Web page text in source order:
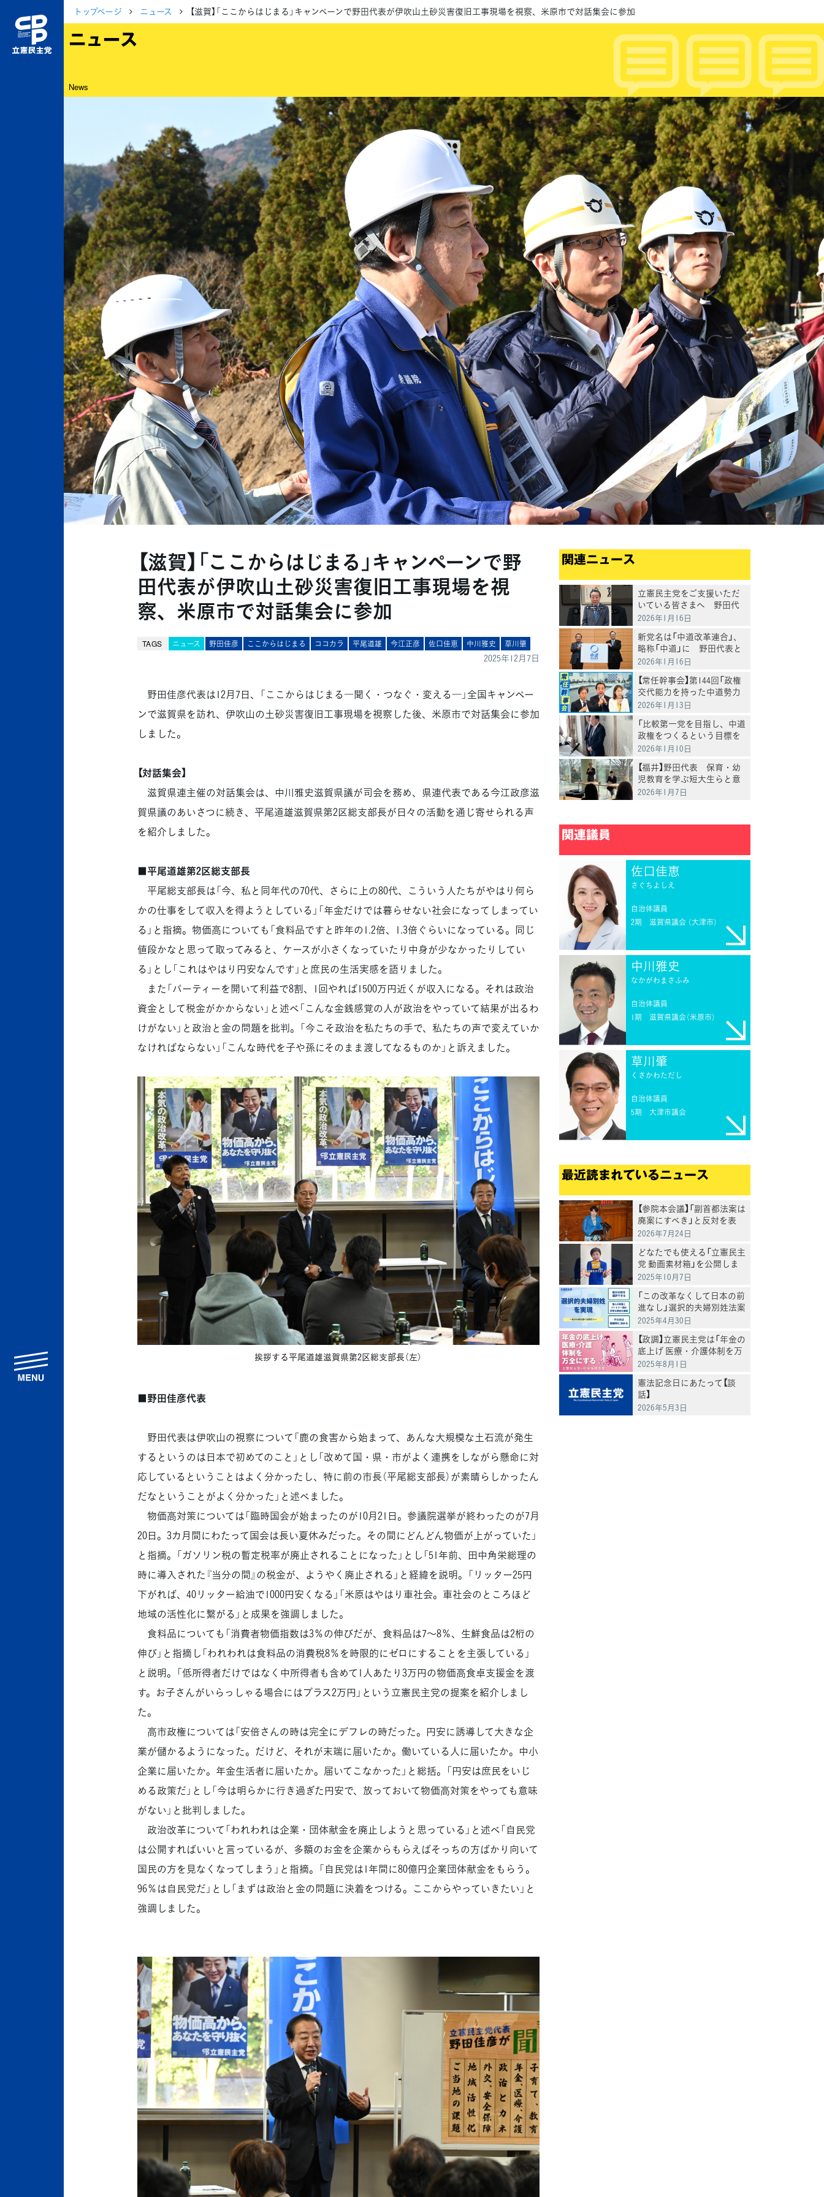
トップページ ニュース 【滋賀】「ここからはじまる」キャンペーンで野田代表が伊吹山土砂災害復旧工事現場を視察、米原市で対話集会に参加
ニュース
News
【滋賀】「ここからはじまる」キャンペーンで野
田代表が伊吹山土砂災害復旧工事現場を視
察、米原市で対話集会に参加
TAGS ニュース 野田佳彦 ここからはじまる ココカラ 平尾道雄 今江正彦 佐口佳恵 中川雅史 草川肇
2025年12月7日
野田佳彦代表は12月7日、「ここからはじまる―聞く・つなぐ・変える―」全国キャンペー
ンで滋賀県を訪れ、伊吹山の土砂災害復旧工事現場を視察した後、米原市で対話集会に参加
しました。
【対話集会】
滋賀県連主催の対話集会は、中川雅史滋賀県議が司会を務め、県連代表である今江政彦滋
賀県議のあいさつに続き、平尾道雄滋賀県第2区総支部長が日々の活動を通じ寄せられる声
を紹介しました。
■平尾道雄第2区総支部長
平尾総支部長は「今、私と同年代の70代、さらに上の80代、こういう人たちがやはり何ら
かの仕事をして収入を得ようとしている」「年金だけでは暮らせない社会になってしまってい
る」と指摘。物価高についても「食料品ですと昨年の1.2倍、1.3倍ぐらいになっている。同じ
値段かなと思って取ってみると、ケースが小さくなっていたり中身が少なかったりしてい
る」とし「これはやはり円安なんです」と庶民の生活実感を語りました。
また「パーティーを開いて利益で8割、1回やれば1500万円近くが収入になる。それは政治
資金として税金がかからない」と述べ「こんな金銭感覚の人が政治をやっていて結果が出るわ
けがない」と政治と金の問題を批判。「今こそ政治を私たちの手で、私たちの声で変えていか
なければならない」「こんな時代を子や孫にそのまま渡してなるものか」と訴えました。
挨拶する平尾道雄滋賀県第2区総支部長（左）
■野田佳彦代表
野田代表は伊吹山の視察について「鹿の食害から始まって、あんな大規模な土石流が発生
するというのは日本で初めてのこと」とし「改めて国・県・市がよく連携をしながら懸命に対
応しているということはよく分かったし、特に前の市長（平尾総支部長）が素晴らしかったん
だなということがよく分かった」と述べました。
物価高対策については「臨時国会が始まったのが10月21日。参議院選挙が終わったのが7月
20日。3カ月間にわたって国会は長い夏休みだった。その間にどんどん物価が上がっていた」
と指摘。「ガソリン税の暫定税率が廃止されることになった」とし「51年前、田中角栄総理の
時に導入された『当分の間』の税金が、ようやく廃止される」と経緯を説明。「リッター25円
下がれば、40リッター給油で1000円安くなる」「米原はやはり車社会。車社会のところほど
地域の活性化に繋がる」と成果を強調しました。
食料品についても「消費者物価指数は3％の伸びだが、食料品は7～8％、生鮮食品は2桁の
伸び」と指摘し「われわれは食料品の消費税8％を時限的にゼロにすることを主張している」
と説明。「低所得者だけではなく中所得者も含めて1人あたり3万円の物価高食卓支援金を渡
す。お子さんがいらっしゃる場合にはプラス2万円」という立憲民主党の提案を紹介しまし
た。
高市政権については「安倍さんの時は完全にデフレの時だった。円安に誘導して大きな企
業が儲かるようになった。だけど、それが末端に届いたか。働いている人に届いたか。中小
企業に届いたか。年金生活者に届いたか。届いてこなかった」と総括。「円安は庶民をいじ
める政策だ」とし「今は明らかに行き過ぎた円安で、放っておいて物価高対策をやっても意味
がない」と批判しました。
政治改革について「われわれは企業・団体献金を廃止しようと思っている」と述べ「自民党
は公開すればいいと言っているが、多額のお金を企業からもらえばそっちの方ばかり向いて
国民の方を見なくなってしまう」と指摘。「自民党は1年間に80億円企業団体献金をもらう。
96％は自民党だ」とし「まずは政治と金の問題に決着をつける。ここからやっていきたい」と
強調しました。
関連ニュース
立憲民主党をご支援いただ
いている皆さまへ 野田代
表メッセージ
2026年1月16日
新党名は「中道改革連合」、
略称「中道」に 野田代表と
公明・斉藤代表が発表
2026年1月16日
【常任幹事会】第144回「政権
交代能力を持った中道勢力
が結集して、大きな塊を作
確認」野田代表
2026年1月13日
「比較第一党を目指し、中道
政権をつくるという目標を
掲げながら衆院選の準備を
2026年1月10日
【福井】野田代表 保育・幼
児教育を学ぶ短大生らと意
見交換、及び小浜市長参加
2026年1月7日
関連議員
佐口佳恵
さぐちよしえ
自治体議員
2期 滋賀県議会 （大津市）
中川雅史
なかがわまさふみ
自治体議員
1期 滋賀県議会（米原市）
草川肇
くさかわただし
自治体議員
5期 大津市議会
最近読まれているニュース
【参院本会議】「副首都法案は
廃案にすべき」と反対を表
明 岸真紀子議員
2026年7月24日
どなたでも使える「立憲民主
党 動画素材箱」を公開しま
した
2025年10月7日
「この改革なくして日本の前
進なし」選択的夫婦別姓法案
を提出
2025年4月30日
【政調】立憲民主党は「年金の
底上げ 医療・介護体制を万
全にする」
2025年8月1日
憲法記念日にあたって【談
話】
2026年5月3日